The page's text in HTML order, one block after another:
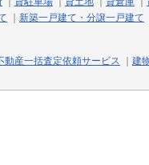
新築一戸建て・分譲一戸建て
動産一括査定依頼サービス
建